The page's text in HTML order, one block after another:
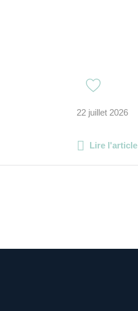
22 juillet 2026
Lire l'article